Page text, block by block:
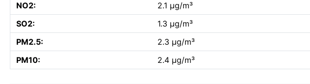
NO2:
2.1 µg/m³
SO2:
1.3 µg/m³
PM2.5:
2.3 µg/m³
PM10:
2.4 µg/m³